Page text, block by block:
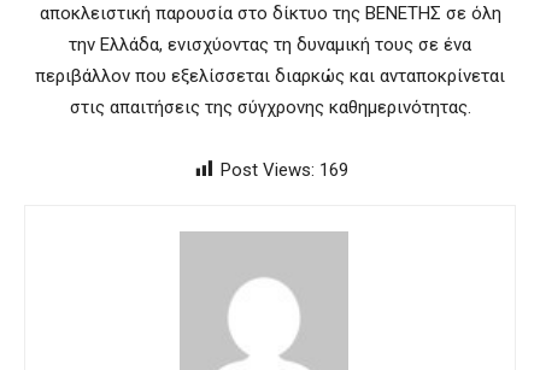
αποκλειστική παρουσία στο δίκτυο της ΒΕΝΕΤΗΣ σε όλη
την Ελλάδα, ενισχύοντας τη δυναμική τους σε ένα
περιβάλλον που εξελίσσεται διαρκώς και ανταποκρίνεται
στις απαιτήσεις της σύγχρονης καθημερινότητας.
Post Views: 169